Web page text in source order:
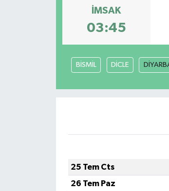
İMSAK
03:45
BİSMİL DİCLE
25 Tem Cts
26 Tem Paz
Resmi İlanlar